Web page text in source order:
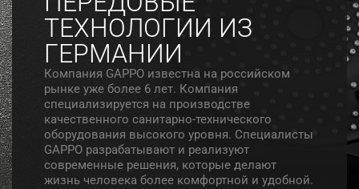
ТЕХНОЛОГИИ ИЗ
ГЕРМАНИИ
Компания GAPPO известна на российском
рынке уже более 6 лет. Компания
специализируется на производстве
качественного санитарно-технического
оборудования высокого уровня. Специалисты
GAPPO разрабатывают и реализуют
современные решения, которые делают
жизнь человека более комфортной и удобной.